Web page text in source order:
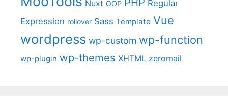
Nuxt OOP
Regular
Expression rollover Sass Template Vue
wordpress wp-custom wp-function
wp-plugin wp-themes XHTML zeromail